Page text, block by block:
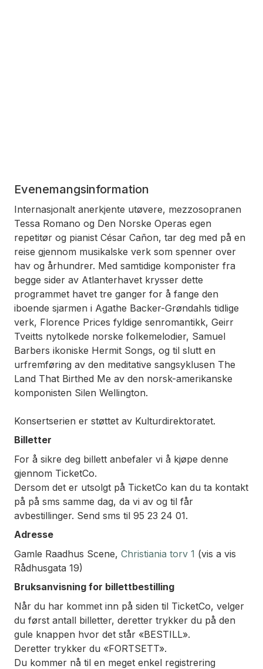
Evenemangsinformation
Internasjonalt anerkjente utøvere, mezzosopranen
Tessa Romano og Den Norske Operas egen
repetitør og pianist César Cañon, tar deg med på en
reise gjennom musikalske verk som spenner over
hav og århundrer. Med samtidige komponister fra
begge sider av Atlanterhavet krysser dette
programmet havet tre ganger for å fange den
iboende sjarmen i Agathe Backer-Grøndahls tidlige
verk, Florence Prices fyldige senromantikk, Geirr
Tveitts nytolkede norske folkemelodier, Samuel
Barbers ikoniske Hermit Songs, og til slutt en
urfremføring av den meditative sangsyklusen The
Land That Birthed Me av den norsk-amerikanske
komponisten Silen Wellington.
Konsertserien er støttet av Kulturdirektoratet.
Billetter
For å sikre deg billett anbefaler vi å kjøpe denne
gjennom TicketCo.
Dersom det er utsolgt på TicketCo kan du ta kontakt
på på sms samme dag, da vi av og til får
avbestillinger. Send sms til 95 23 24 01.
Adresse
Gamle Raadhus Scene, Christiania torv 1 (vis a vis
Rådhusgata 19)
Bruksanvisning for billettbestilling
Når du har kommet inn på siden til TicketCo, velger
du først antall billetter, deretter trykker du på den
gule knappen hvor det står «BESTILL».
Deretter trykker du «FORTSETT».
Du kommer nå til en meget enkel registrering